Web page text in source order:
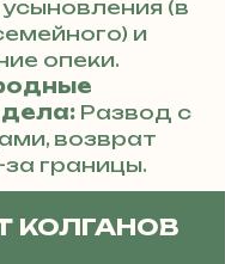
(в
и
опеки.
Развод с
возврат
границы.
КОЛГАНОВ